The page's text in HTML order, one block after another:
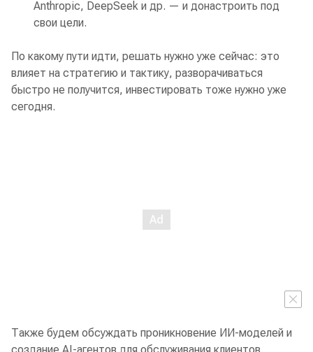
Anthropic, DeepSeek и др. — и донастроить под
свои цели.
По какому пути идти, решать нужно уже сейчас: это
влияет на стратегию и тактику, разворачиваться
быстро не получится, инвестировать тоже нужно уже
сегодня.
Также будем обсуждать проникновение ИИ-моделей и